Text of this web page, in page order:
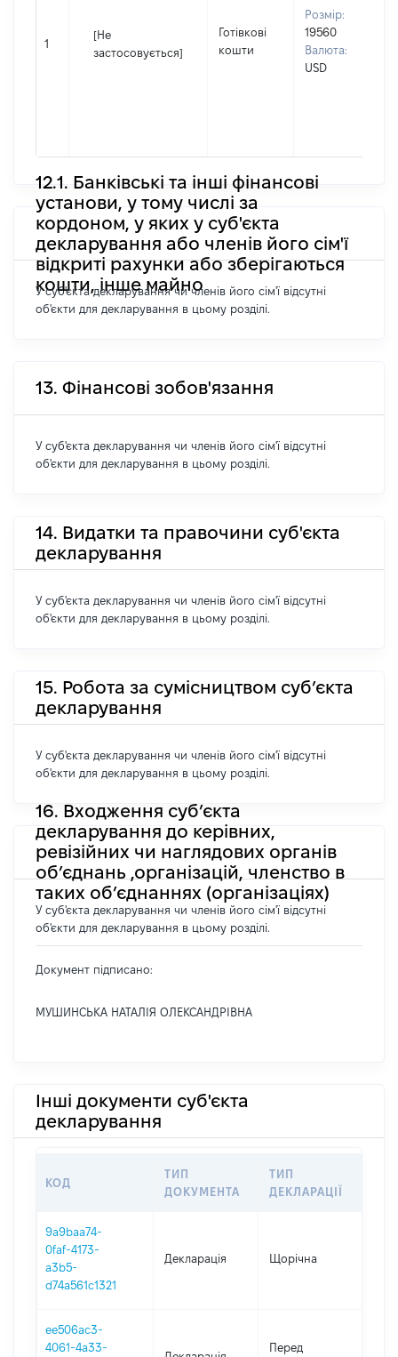
1
[Не
застосовується]
Готівкові
кошти
Розмір:
19560
Валюта:
USD
12.1. Банківські та інші фінансові
установи, у тому числі за
кордоном, у яких у суб'єкта
декларування або членів його сім'ї
відкриті рахунки або зберігаються
кошти, інше майно
У суб'єкта декларування чи членів його сім'ї відсутні
об'єкти для декларування в цьому розділі.
13. Фінансові зобов'язання
У суб'єкта декларування чи членів його сім'ї відсутні
об'єкти для декларування в цьому розділі.
14. Видатки та правочини суб'єкта
декларування
У суб'єкта декларування чи членів його сім'ї відсутні
об'єкти для декларування в цьому розділі.
15. Робота за сумісництвом суб’єкта
декларування
У суб'єкта декларування чи членів його сім'ї відсутні
об'єкти для декларування в цьому розділі.
16. Входження суб’єкта
декларування до керівних,
ревізійних чи наглядових органів
об’єднань ,організацій, членство в
таких об’єднаннях (організаціях)
У суб'єкта декларування чи членів його сім'ї відсутні
об'єкти для декларування в цьому розділі.
Документ підписано:
МУШИНСЬКА НАТАЛІЯ ОЛЕКСАНДРІВНА
Інші документи суб'єкта
декларування
КОД
ТИП
ДОКУМЕНТА
ТИП
ДЕКЛАРАЦІЇ
9a9baa74-
0faf-4173-
a3b5-
d74a561c1321
Декларація Щорічна
ee506ac3-
4061-4a33-
Перед